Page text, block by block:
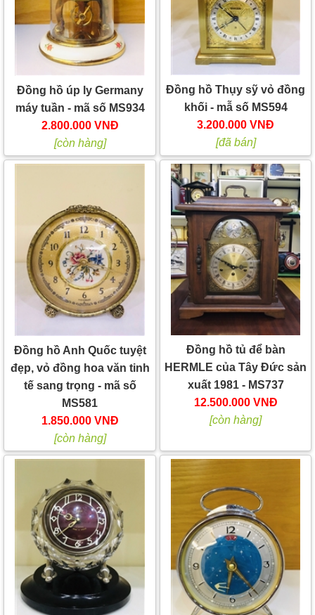
Đồng hồ úp ly Germany
máy tuần - mã số MS934
2.800.000 VNĐ
[còn hàng]
Đồng hồ Thụy sỹ vỏ đồng
khối - mẫ số MS594
3.200.000 VNĐ
[đã bán]
Đồng hồ Anh Quốc tuyệt
đẹp, vỏ đồng hoa văn tinh
tế sang trọng - mã số
MS581
1.850.000 VNĐ
[còn hàng]
Đồng hồ tủ để bàn
HERMLE của Tây Đức sản
xuất 1981 - MS737
12.500.000 VNĐ
[còn hàng]